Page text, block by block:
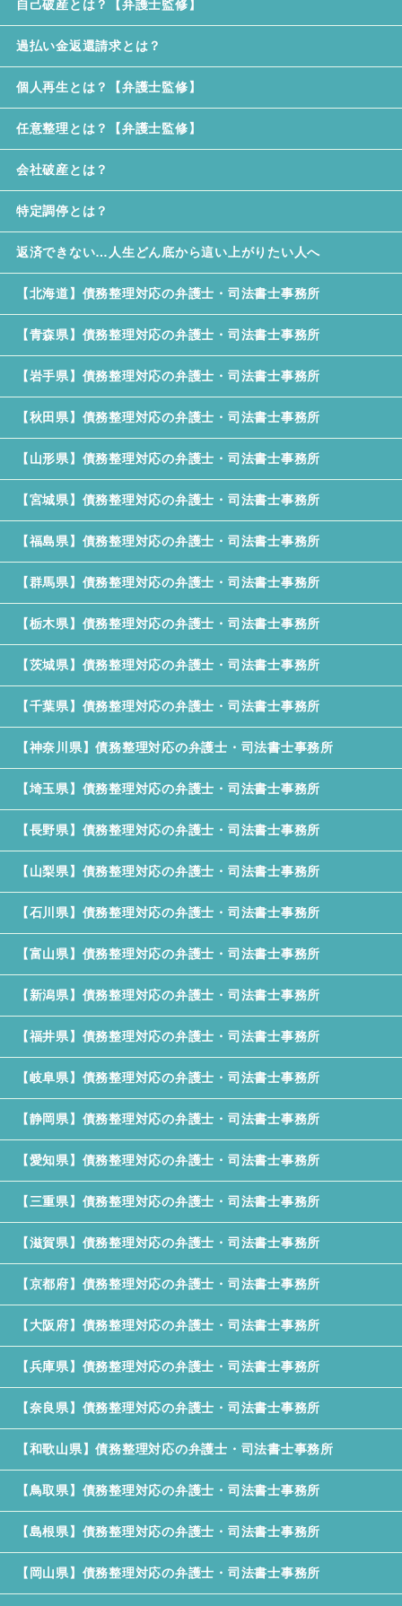
自己破産とは？【弁護士監修】
過払い金返還請求とは？
個人再生とは？【弁護士監修】
任意整理とは？【弁護士監修】
会社破産とは？
特定調停とは？
返済できない…人生どん底から這い上がりたい人へ
【北海道】債務整理対応の弁護士・司法書士事務所
【青森県】債務整理対応の弁護士・司法書士事務所
【岩手県】債務整理対応の弁護士・司法書士事務所
【秋田県】債務整理対応の弁護士・司法書士事務所
【山形県】債務整理対応の弁護士・司法書士事務所
【宮城県】債務整理対応の弁護士・司法書士事務所
【福島県】債務整理対応の弁護士・司法書士事務所
【群馬県】債務整理対応の弁護士・司法書士事務所
【栃木県】債務整理対応の弁護士・司法書士事務所
【茨城県】債務整理対応の弁護士・司法書士事務所
【千葉県】債務整理対応の弁護士・司法書士事務所
【神奈川県】債務整理対応の弁護士・司法書士事務所
【埼玉県】債務整理対応の弁護士・司法書士事務所
【長野県】債務整理対応の弁護士・司法書士事務所
【山梨県】債務整理対応の弁護士・司法書士事務所
【石川県】債務整理対応の弁護士・司法書士事務所
【富山県】債務整理対応の弁護士・司法書士事務所
【新潟県】債務整理対応の弁護士・司法書士事務所
【福井県】債務整理対応の弁護士・司法書士事務所
【岐阜県】債務整理対応の弁護士・司法書士事務所
【静岡県】債務整理対応の弁護士・司法書士事務所
【愛知県】債務整理対応の弁護士・司法書士事務所
【三重県】債務整理対応の弁護士・司法書士事務所
【滋賀県】債務整理対応の弁護士・司法書士事務所
【京都府】債務整理対応の弁護士・司法書士事務所
【大阪府】債務整理対応の弁護士・司法書士事務所
【兵庫県】債務整理対応の弁護士・司法書士事務所
【奈良県】債務整理対応の弁護士・司法書士事務所
【和歌山県】債務整理対応の弁護士・司法書士事務所
【鳥取県】債務整理対応の弁護士・司法書士事務所
【島根県】債務整理対応の弁護士・司法書士事務所
【岡山県】債務整理対応の弁護士・司法書士事務所